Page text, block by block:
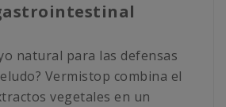
natural para las defensas
Vermistop combina el
vegetales en un